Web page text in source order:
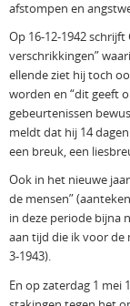
afstompen en
Op 16-12-1942
verschrikkingen”
ellende ziet hij toch
worden en “dit geeft
gebeurtenissen
meldt dat hij 14
een breuk, een
Ook in het nieuwe
de mensen”
in deze periode bijna
aan tijd die ik voor de
3-1943).
En op zaterdag 1 mei